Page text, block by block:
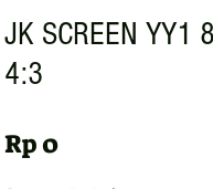
JK SCREEN YY1
4:3
Rp 0Harga